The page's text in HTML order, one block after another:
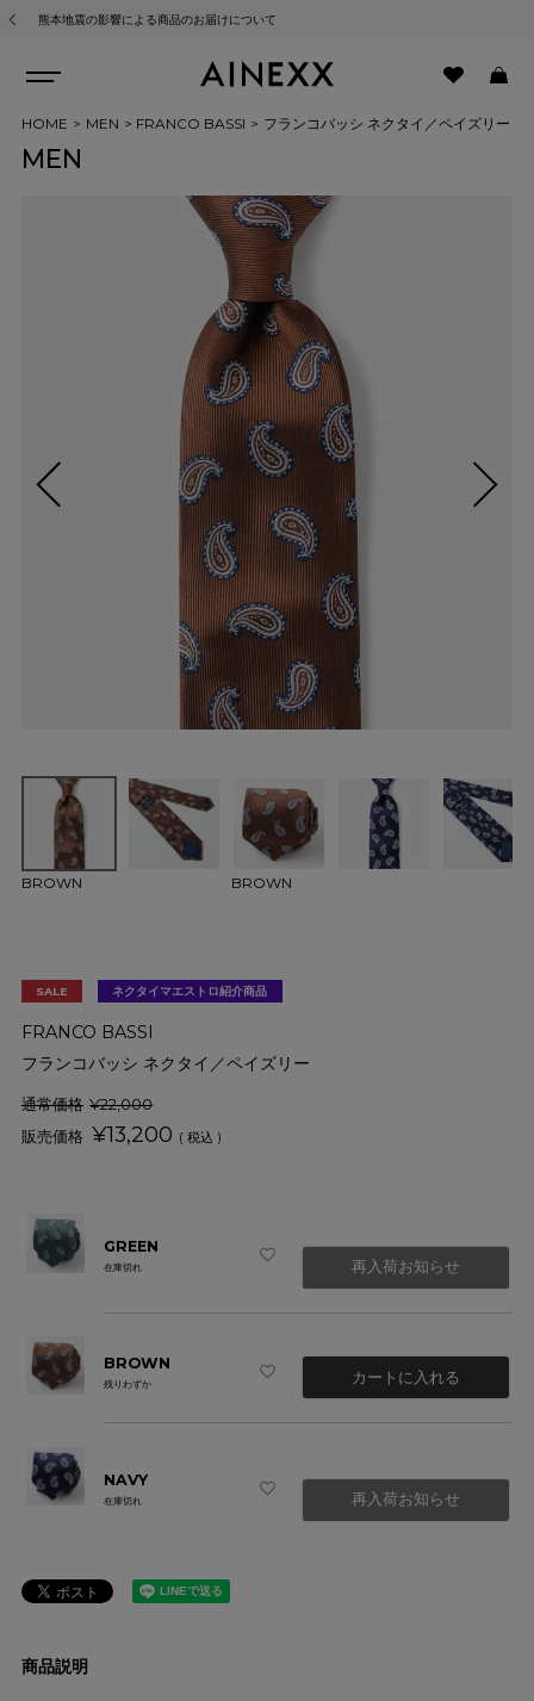
熊本地震の影響による商品のお届けについて
HOME MEN FRANCO BASSI フランコバッシ ネクタイ／ペイズリー
MEN
BROWN BROWN
SALE ネクタイマエストロ紹介商品
FRANCO BASSI
フランコバッシ ネクタイ／ペイズリー
通常価格 ¥22,000
¥13,200 税込
GREEN
在庫切れ 再入荷お知らせ
BROWN
残りわずか カートに入れる
NAVY
在庫切れ 再入荷お知らせ
商品説明